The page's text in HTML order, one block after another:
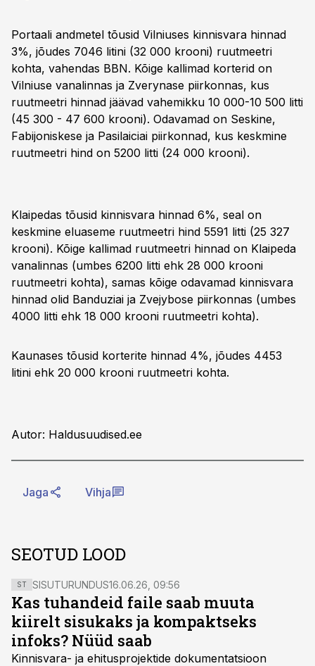
Portaali andmetel tõusid Vilniuses kinnisvara hinnad
3%, jõudes 7046 litini (32 000 krooni) ruutmeetri
kohta, vahendas BBN. Kõige kallimad korterid on
Vilniuse vanalinnas ja Zverynase piirkonnas, kus
ruutmeetri hinnad jäävad vahemikku 10 000-10 500 litti
(45 300 - 47 600 krooni). Odavamad on Seskine,
Fabijoniskese ja Pasilaiciai piirkonnad, kus keskmine
ruutmeetri hind on 5200 litti (24 000 krooni).
Klaipedas tõusid kinnisvara hinnad 6%, seal on
keskmine eluaseme ruutmeetri hind 5591 litti (25 327
krooni). Kõige kallimad ruutmeetri hinnad on Klaipeda
vanalinnas (umbes 6200 litti ehk 28 000 krooni
ruutmeetri kohta), samas kõige odavamad kinnisvara
hinnad olid Banduziai ja Zvejybose piirkonnas (umbes
4000 litti ehk 18 000 krooni ruutmeetri kohta).
Kaunases tõusid korterite hinnad 4%, jõudes 4453
litini ehk 20 000 krooni ruutmeetri kohta.
Autor: Haldusuudised.ee
Jaga Vihja
SEOTUD LOOD
ST SISUTURUNDUS16.06.26, 09:56
Kas tuhandeid faile saab muuta
kiirelt sisukaks ja kompaktseks
infoks? Nüüd saab
Kinnisvara- ja ehitusprojektide dokumentatsioon